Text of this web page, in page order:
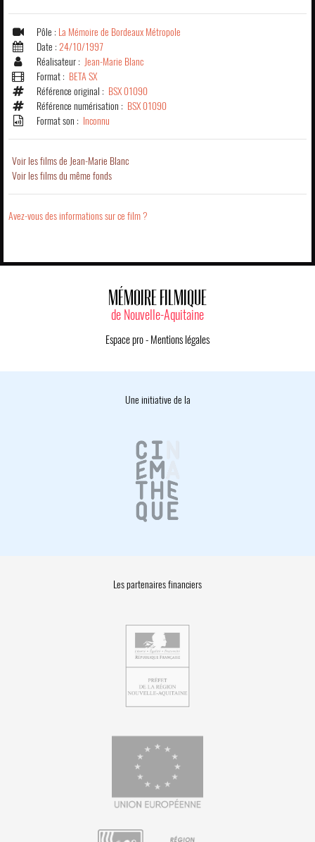
Pôle : La Mémoire de Bordeaux Métropole
Date : 24/10/1997
Réalisateur : Jean-Marie Blanc
Format : BETA SX
Référence original : BSX 01090
Référence numérisation : BSX 01090
Format son : Inconnu
Voir les films de Jean-Marie Blanc
Voir les films du même fonds
Avez-vous des informations sur ce film ?
MÉMOIRE FILMIQUE
de Nouvelle-Aquitaine
Espace pro- Mentions légales
Une initiative de la
Les partenaires financiers